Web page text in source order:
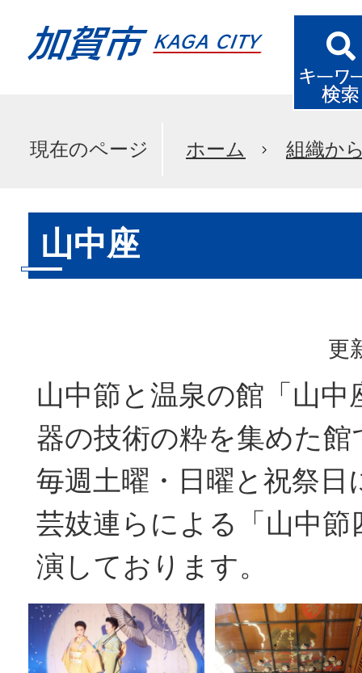
現在のページ ホーム 組織か
山中座
更
山中節と温泉の館「山中
器の技術の粋を集めた館
毎週土曜・日曜と祝祭日
芸妓連らによる「山中節
演しております。